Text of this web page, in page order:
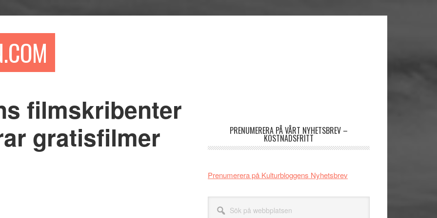
filmskribenter
gratisfilmer
PRENUMERERA PÅ VÅRT NYHETSBREV –
KOSTNADSFRITT
Prenumerera på Kulturbloggens Nyhetsbrev